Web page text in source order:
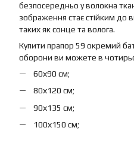
безпосередньо у волокна
зображення стає стійким до
таких як сонце та волога.
Купити прапор 59 окремий
оборони ви можете в
60х90 см;
80х120 см;
90х135 см;
100х150 см;